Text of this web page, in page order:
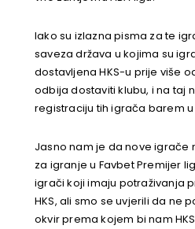
Iako su izlazna pisma za te
saveza država u kojima su
dostavljena HKS-u prije više
odbija dostaviti klubu, i na taj
registraciju tih igrača barem u
Jasno nam je da nove igrače
za igranje u Favbet Premijer
igrači koji imaju potraživanja
HKS, ali smo se uvjerili da ne
okvir prema kojem bi nam